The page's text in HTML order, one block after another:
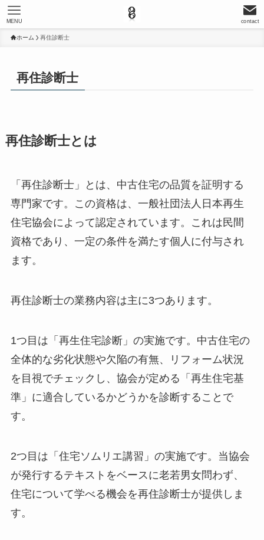
contact
MENU
ホーム 再住診断士
再住診断士
再住診断士とは
「再住診断士」とは、中古住宅の品質を証明する
専門家です。この資格は、一般社団法人日本再生
住宅協会によって認定されています。これは民間
資格であり、一定の条件を満たす個人に付与され
ます。
再住診断士の業務内容は主に3つあります。
1つ目は「再生住宅診断」の実施です。中古住宅の
全体的な劣化状態や欠陥の有無、リフォーム状況
を目視でチェックし、協会が定める「再生住宅基
準」に適合しているかどうかを診断することで
す。
2つ目は「住宅ソムリエ講習」の実施です。当協会
が発行するテキストをベースに老若男女問わず、
住宅について学べる機会を再住診断士が提供しま
す。